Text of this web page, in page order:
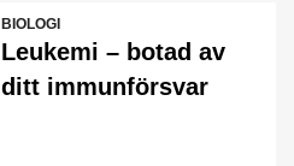
BIOLOGI
Leukemi – botad av
ditt immunförsvar